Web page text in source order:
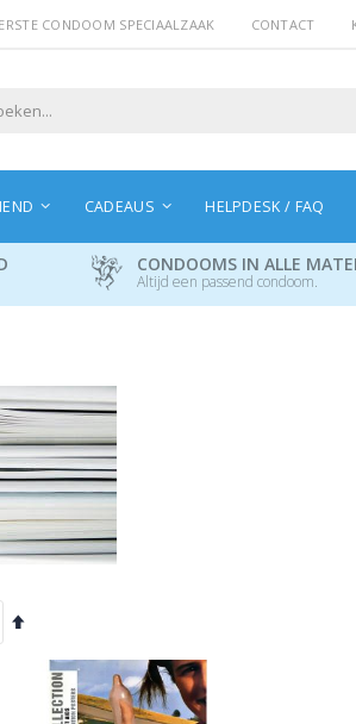
CONDOOM SPECIAALZAAK CONTACT
CADEAUS HELPDESK / FAQ
CONDOOMS IN ALLE
Altijd een passend condoom.
Van
naar
laag
sorteren